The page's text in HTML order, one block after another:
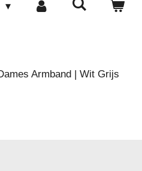
Armband | Wit Grijs